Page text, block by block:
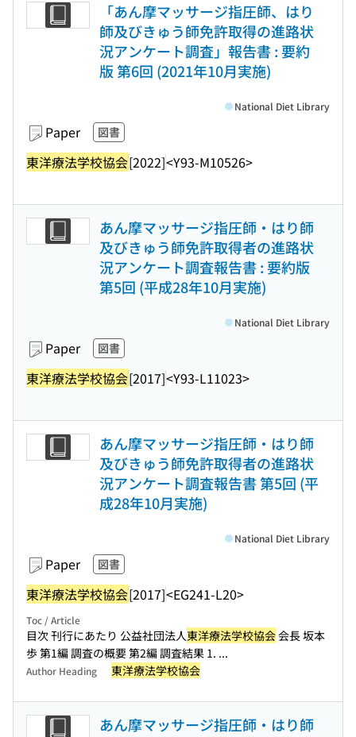
「あん摩マッサージ指圧師、はり
師及びきゅう師免許取得の進路状
況アンケート調査」報告書 : 要約
版 第6回 (2021年10月実施)
Paper 図書
東洋療法学校協会[2022]<Y93-M10526>
National Diet Library
あん摩マッサージ指圧師・はり師
及びきゅう師免許取得者の進路状
況アンケート調査報告書 : 要約版
第5回 (平成28年10月実施)
Paper 図書
東洋療法学校協会[2017]<Y93-L11023>
National Diet Library
あん摩マッサージ指圧師・はり師
及びきゅう師免許取得者の進路状
況アンケート調査報告書 第5回 (平
成28年10月実施)
Paper 図書
東洋療法学校協会[2017]<EG241-L20>
National Diet Library
Toc / Article
目次 刊行にあたり 公益社団法人東洋療法学校協会会長 坂本
歩 第1編 調査の概要 第2編 調査結果 1. ...
Author Heading 東洋療法学校協会
あん摩マッサージ指圧師・はり師